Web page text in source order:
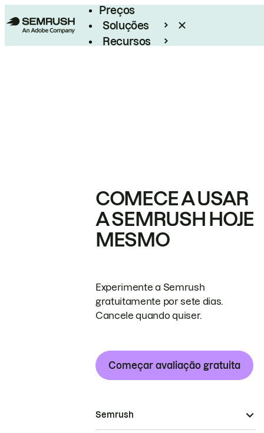
Preços
Soluções
Recursos
COMECE A USAR
A SEMRUSH HOJE
MESMO
Experimente a Semrush
gratuitamente por sete dias.
Cancele quando quiser.
Começar avaliação gratuita
Semrush